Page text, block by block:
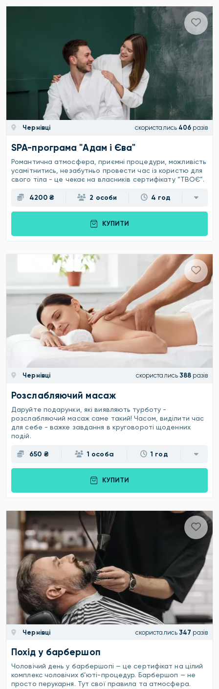
Чернівці скористались 406 разів
SPA-програма "Адам і Єва"
Романтична атмосфера, приємні процедури, можливість
усамітнитись, незабутньо провести час із користю для
свого тіла - це чекає на власників сертифікату “ТВОЄ”.
4200 ₴ 2 особи 4 год
КУПИТИ
Чернівці скористались 388 разів
Розслабляючий масаж
Даруйте подарунки, які виявляють турботу -
розслабляючий масаж саме такий! Часом, виділити час
для себе - важке завдання в круговороті щоденних
подій.
650 ₴ 1 особа 1 год
КУПИТИ
Чернівці скористались 347 разів
Похід у барбершоп
Чоловічий день у барбершопі — це сертифікат на цілий
комплекс чоловічих б’юті-процедур. Барбершоп — не
просто перукарня. Тут свої правила та атмосфера.